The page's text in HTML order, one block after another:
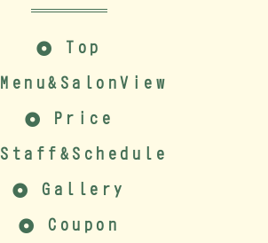
Top
Menu&SalonView
Price
Staff&Schedule
Gallery
Coupon